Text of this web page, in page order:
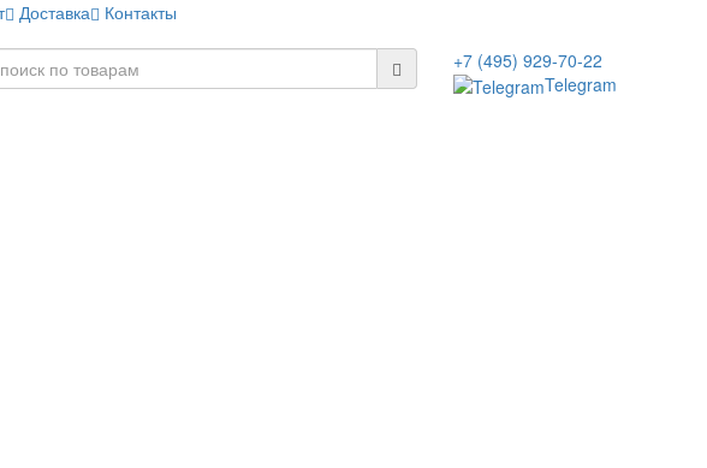
Доставка
Контакты
+7 (495) 929-70-22
Telegram